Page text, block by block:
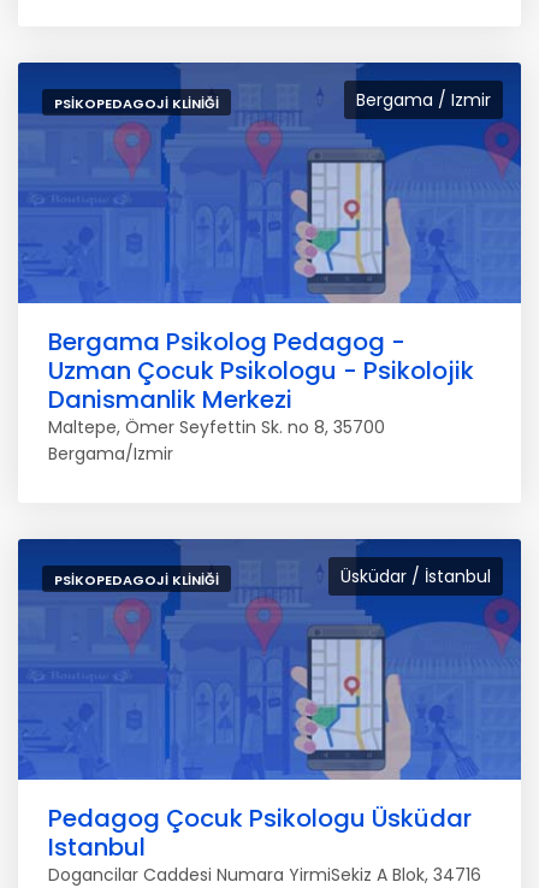
Bergama / Izmir
PSIKOPEDAGOJI KLINIĞI
Bergama Psikolog Pedagog -
Uzman Çocuk Psikologu - Psikolojik
Danismanlik Merkezi
Maltepe, Ömer Seyfettin Sk. no 8, 35700
Bergama/Izmir
Üsküdar / İstanbul
PSIKOPEDAGOJI KLINIĞI
Pedagog Çocuk Psikologu Üsküdar
Istanbul
Dogancilar Caddesi Numara YirmiSekiz A Blok, 34716